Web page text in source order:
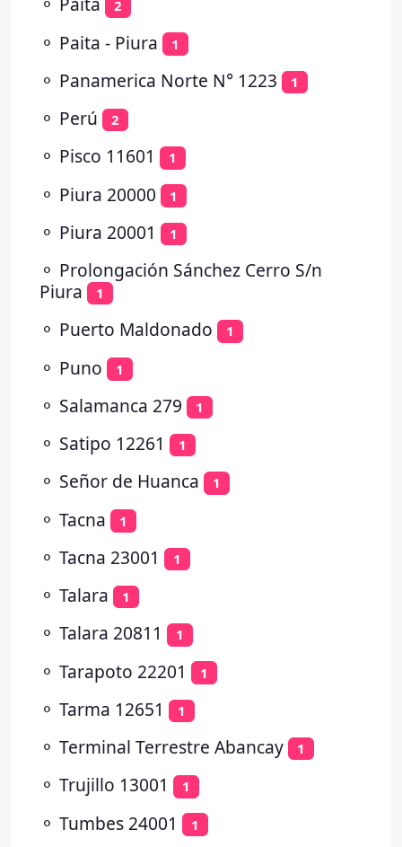
2
⚬ Paita - Piura 1
⚬ Panamerica Norte N° 1223 1
⚬ Perú 2
⚬ Pisco 11601 1
⚬ Piura 20000 1
⚬ Piura 20001 1
⚬ Prolongación Sánchez Cerro S/n
Piura
1
⚬ Puerto Maldonado 1
⚬ Puno 1
⚬ Salamanca 279 1
⚬ Satipo 12261 1
⚬ Señor de Huanca 1
⚬ Tacna 1
⚬ Tacna 23001 1
⚬ Talara 1
⚬ Talara 20811 1
⚬ Tarapoto 22201 1
⚬ Tarma 12651 1
⚬ Terminal Terrestre Abancay 1
⚬ Trujillo 13001 1
⚬ Tumbes 24001 1